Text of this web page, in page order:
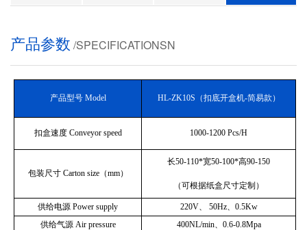
产品参数 /SPECIFICATIONSN
产品型号 Model HL-ZK10S（扣底开盒机-简易款）
扣盒速度 Conveyor speed 1000-1200 Pcs/H
包装尺寸 Carton size（mm）
长50-110*宽50-100*高90-150
（可根据纸盒尺寸定制）
供给电源 Power supply
220V、 50Hz、0.5Kw
供给气源 Air pressure
400NL/min、0.6-0.8Mpa